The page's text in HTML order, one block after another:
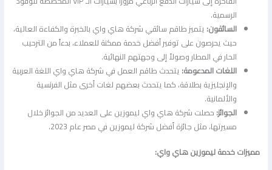
الرسمية.
السائقون:يتميز طاقم سائقي شركة هاي واي بالخبرة والكفاءة العالية،
حيث يحرصون على توفير أفضل خدمة ممكنة للعملاء، بدءاً من الترحيب
الحار في المطار وصولاً إلى وجهتهم النهائية.
اللغات المدعومة:يتحدث طاقم العمل في شركة هاي واي اللغة العربية
والإنجليزية بطلاقة، كما يتحدث بعضهم لغات أخرى مثل الفرنسية
والألمانية.
الجوائز:حصلت شركة هاي واي ليموزين على العديد من الجوائز خلال
مسيرتها، مثل جائزة أفضل شركة ليموزين في مصر عام 2023.
مميزات خدمة ليموزين هاي واي: